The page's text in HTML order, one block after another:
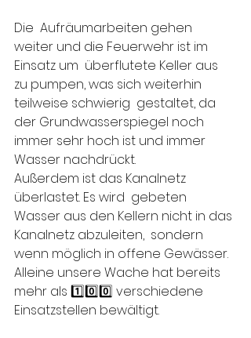
Die  Aufräumarbeiten gehen
weiter und die Feuerwehr ist im
Einsatz um  überflutete Keller aus
zu pumpen, was sich weiterhin
teilweise schwierig  gestaltet, da
der Grundwasserspiegel noch
immer sehr hoch ist und immer
Wasser nachdrückt.
Außerdem ist das Kanalnetz
überlastet. Es wird  gebeten
Wasser aus den Kellern nicht in das
Kanalnetz abzuleiten,  sondern
wenn möglich in offene Gewässer.
Alleine unsere Wache hat bereits
mehr als 1️⃣0️⃣0️⃣ verschiedene
Einsatzstellen bewältigt.